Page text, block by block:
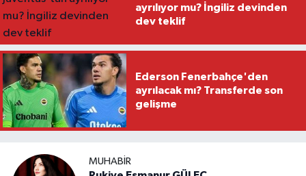
ayrılıyor mu? İngiliz devinden
dev teklif
Ederson Fenerbahçe'den
ayrılacak mı? Transferde son
gelişme
MUHABIR